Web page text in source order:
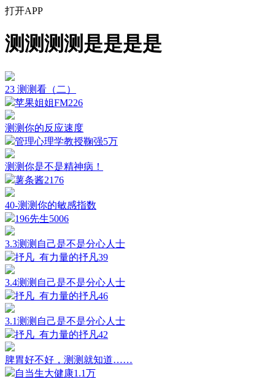
打开APP
测测测测是是是是
23 测测看（二）
苹果姐姐FM226
测测你的反应速度
管理心理学教授鞠强5万
测测你是不是精神病！
薯条酱2176
40-测测你的敏感指数
196先生5006
3.3测测自己是不是分心人士
抒凡_有力量的抒凡39
3.4测测自己是不是分心人士
抒凡_有力量的抒凡46
3.1测测自己是不是分心人士
抒凡_有力量的抒凡42
脾胃好不好，测测就知道……
自当生大健康1.1万